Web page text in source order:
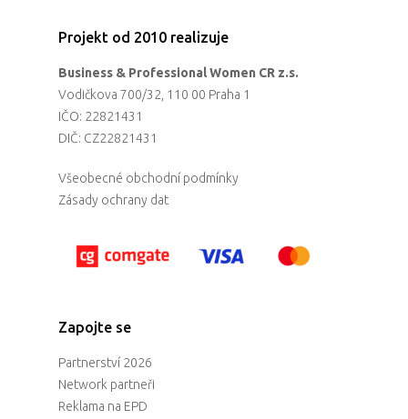
Projekt od 2010 realizuje
Business & Professional Women CR z.s.
Vodičkova 700/32, 110 00 Praha 1
IČO: 22821431
DIČ: CZ22821431
Všeobecné obchodní podmínky
Zásady ochrany dat
Zapojte se
Partnerství 2026
Network partneři
Reklama na EPD